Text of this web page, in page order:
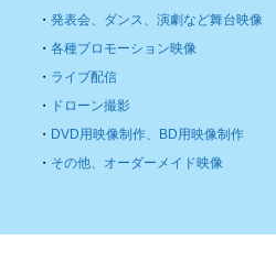
・発表会、ダンス、演劇など舞台映像
・各種プロモーション映像
・ ライブ配信
・
ドローン撮影
・ DVD用映像制作、BD用映像制作
・ その他、オーダーメイド映像